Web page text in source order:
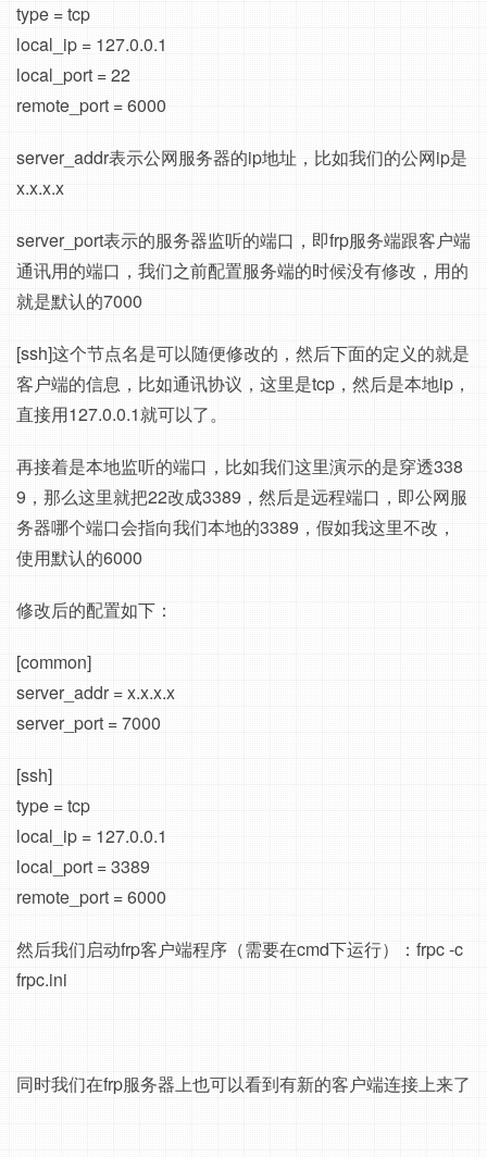
type = tcp
local_ip = 127.0.0.1
local_port = 22
remote_port = 6000
server_addr表示公网服务器的ip地址，比如我们的公网ip是
x.x.x.x
server_port表示的服务器监听的端口，即frp服务端跟客户端
通讯用的端口，我们之前配置服务端的时候没有修改，用的
就是默认的7000
[ssh]这个节点名是可以随便修改的，然后下面的定义的就是
客户端的信息，比如通讯协议，这里是tcp，然后是本地ip，
直接用127.0.0.1就可以了。
再接着是本地监听的端口，比如我们这里演示的是穿透338
9，那么这里就把22改成3389，然后是远程端口，即公网服
务器哪个端口会指向我们本地的3389，假如我这里不改，
使用默认的6000
修改后的配置如下：
[common]
server_addr = x.x.x.x
server_port = 7000
[ssh]
type = tcp
local_ip = 127.0.0.1
local_port = 3389
remote_port = 6000
然后我们启动frp客户端程序（需要在cmd下运行）：frpc -c
frpc.ini
同时我们在frp服务器上也可以看到有新的客户端连接上来了